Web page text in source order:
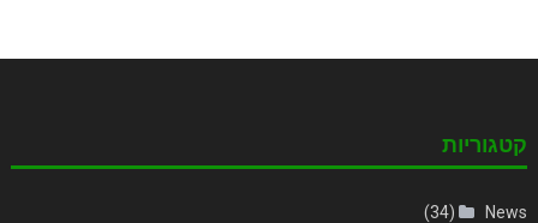
קטגוריות
News
(34)